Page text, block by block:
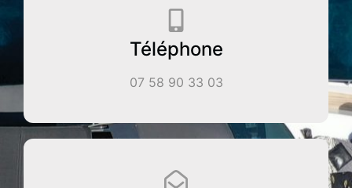
Téléphone
07 58 90 33 03